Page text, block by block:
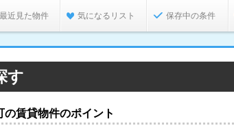
最近見た物件 気になるリスト 保存中の条件
す
賃貸物件のポイント